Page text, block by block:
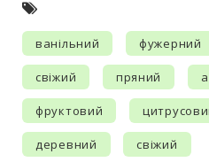
ванільний фужерний
свіжий пряний
фруктовий
деревний свіжий